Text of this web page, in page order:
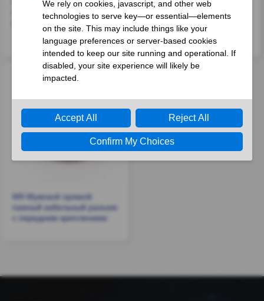
M9 Female Straight Solder
Cable Front Fastened
M9 Женский прямой
коннектор для печатной
платы с передним
креплением
M9 Мужской прямой
паяный кабельный разъем
с передним креплением